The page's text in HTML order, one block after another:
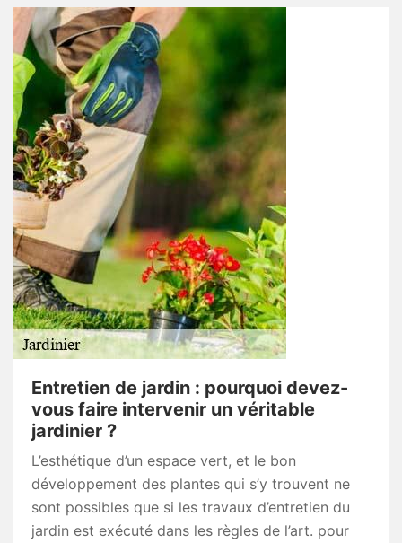
Entretien de jardin : pourquoi devez-
vous faire intervenir un véritable
jardinier ?
L’esthétique d’un espace vert, et le bon
développement des plantes qui s’y trouvent ne
sont possibles que si les travaux d’entretien du
jardin est exécuté dans les règles de l’art. pour